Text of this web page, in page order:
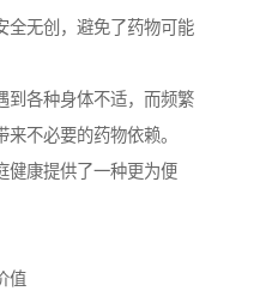
全无创，避免了药物可能
到各种身体不适，而频繁
不必要的药物依赖。
健康提供了一种更为便
值